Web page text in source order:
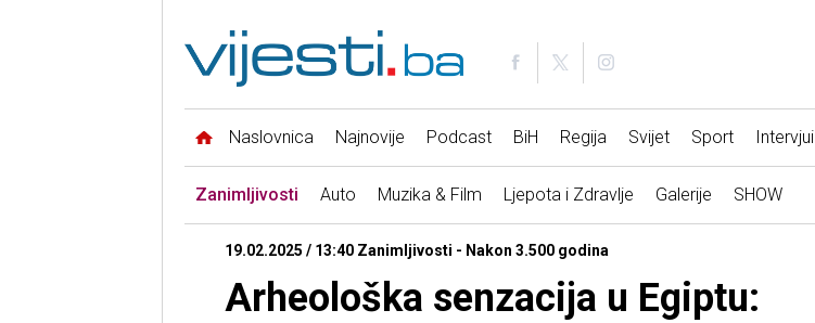
Naslovnica Najnovije Podcast BiH Regija Svijet Sport Intervjui
Zanimljivosti Auto Muzika & Film Ljepota i Zdravlje Galerije SHOW
19.02.2025 / 13:40 Zanimljivosti - Nakon 3.500 godina
Arheološka senzacija u Egiptu: